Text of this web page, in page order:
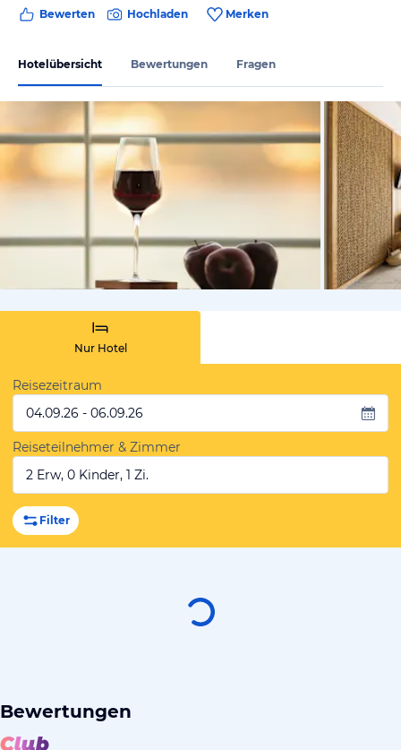
Bewerten Hochladen Merken
Hotelübersicht Bewertungen Fragen
von
Nur Hotel
Reisezeitraum
04.09.26 - 06.09.26
Reiseteilnehmer & Zimmer
2 Erw, 0 Kinder, 1 Zi.
Filter
Bewertungen